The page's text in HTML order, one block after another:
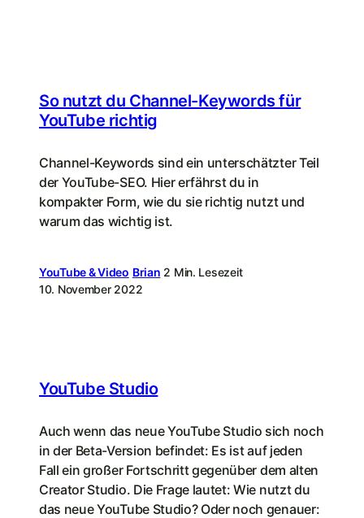
So nutzt du Channel-Keywords für
YouTube richtig
Channel-Keywords sind ein unterschätzter Teil
der YouTube-SEO. Hier erfährst du in
kompakter Form, wie du sie richtig nutzt und
warum das wichtig ist.
YouTube & Video Brian 2 Min. Lesezeit
10. November 2022
YouTube Studio
Auch wenn das neue YouTube Studio sich noch
in der Beta-Version befindet: Es ist auf jeden
Fall ein großer Fortschritt gegenüber dem alten
Creator Studio. Die Frage lautet: Wie nutzt du
das neue YouTube Studio? Oder noch genauer: